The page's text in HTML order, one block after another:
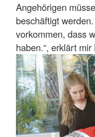
Angehörigen
beschäftigt
vorkommen, dass
haben.“, erklärt mir